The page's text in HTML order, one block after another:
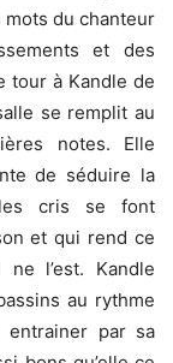
mots du chanteur
et des
tour à Kandle de
se remplit au
notes. Elle
de séduire la
cris se font
et qui rend ce
l’est. Kandle
au rythme
par sa